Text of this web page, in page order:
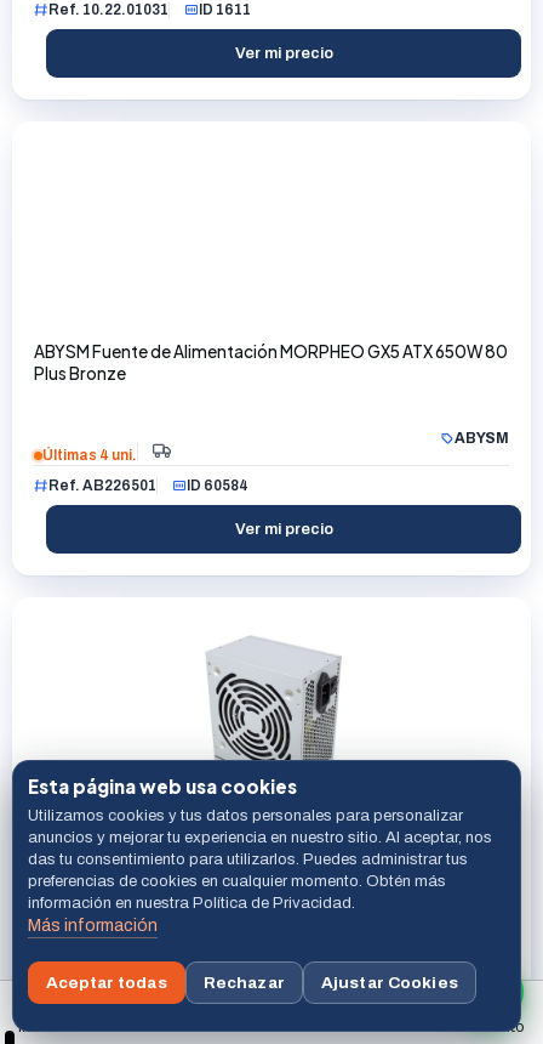
Ref. 10.22.01031
ID 1611
Ver mi precio
ABYSM Fuente de Alimentación MORPHEO GX5 ATX 650W 80
Plus Bronze
ABYSM
Últimas 4 uni.
Ref. AB226501
ID 60584
Ver mi precio
Ewent EW3909 Fuente de alimentación 500 W ATX Gris
Última unidad
Ref. EW3909
ID 25579
Ver mi precio
Inicio Menú Carrito
Esta página web usa cookies
Utilizamos cookies y tus datos personales para personalizar
anuncios y mejorar tu experiencia en nuestro sitio. Al aceptar, nos
das tu consentimiento para utilizarlos. Puedes administrar tus
preferencias de cookies en cualquier momento. Obtén más
información en nuestra Política de Privacidad.
Más información
Aceptar todas Rechazar Ajustar Cookies